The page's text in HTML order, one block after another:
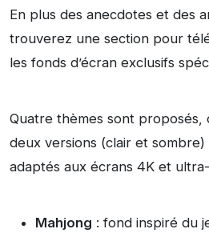
En plus des anecdotes et des
trouverez une section pour
les fonds d’écran exclusifs
Quatre thèmes sont proposés,
deux versions (clair et
adaptés aux écrans 4K et
Mahjong : fond inspiré du